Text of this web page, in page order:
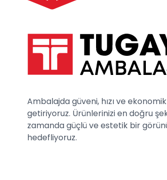
Ambalajda güveni, hızı ve
getiriyoruz. Ürünlerinizi en doğru
zamanda güçlü ve estetik bir
hedefliyoruz.